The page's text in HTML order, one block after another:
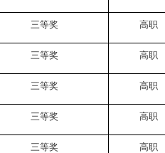
三等奖 高职
三等奖 高职
三等奖 高职
三等奖 高职
三等奖 高职